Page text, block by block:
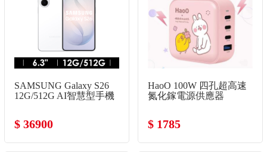
SAMSUNG Galaxy S26
12G/512G AI智慧型手機
$ 36900
HaoO 100W 四孔超高速
氮化鎵電源供應器
$ 1785